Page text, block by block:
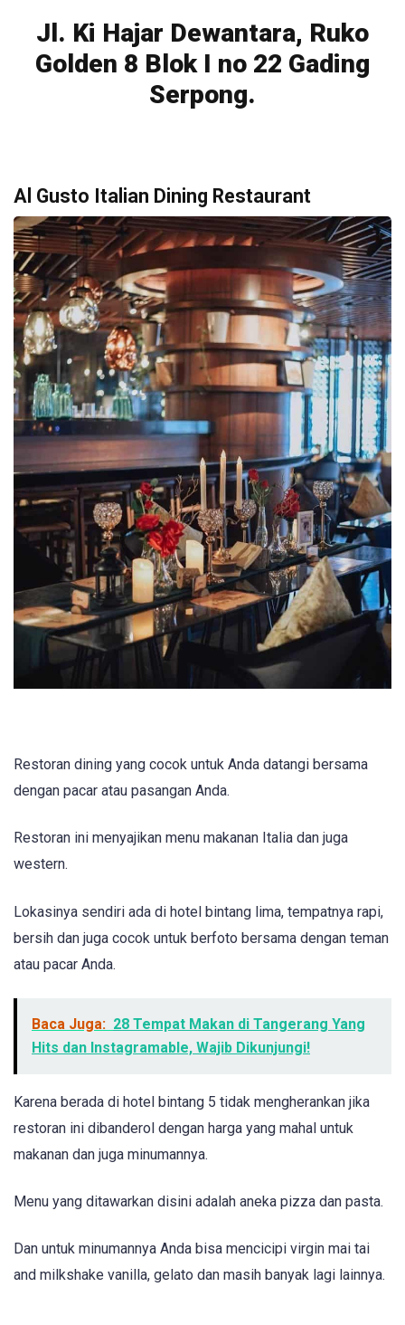
Jl. Ki Hajar Dewantara, Ruko
Golden 8 Blok I no 22 Gading
Serpong.
Al Gusto Italian Dining Restaurant
Restoran dining yang cocok untuk Anda datangi bersama
dengan pacar atau pasangan Anda.
Restoran ini menyajikan menu makanan Italia dan juga
western.
Lokasinya sendiri ada di hotel bintang lima, tempatnya rapi,
bersih dan juga cocok untuk berfoto bersama dengan teman
atau pacar Anda.
Baca Juga: 28 Tempat Makan di Tangerang Yang
Hits dan Instagramable, Wajib Dikunjungi!
Karena berada di hotel bintang 5 tidak mengherankan jika
restoran ini dibanderol dengan harga yang mahal untuk
makanan dan juga minumannya.
Menu yang ditawarkan disini adalah aneka pizza dan pasta.
Dan untuk minumannya Anda bisa mencicipi virgin mai tai
and milkshake vanilla, gelato dan masih banyak lagi lainnya.